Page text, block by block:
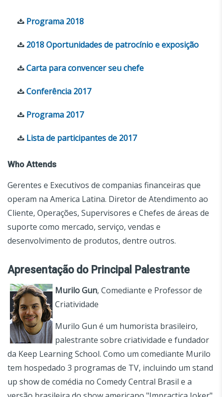
Programa 2018
2018 Oportunidades de patrocínio e exposição
Carta para convencer seu chefe
Conferência 2017
Programa 2017
Lista de participantes de 2017
Who Attends
Gerentes e Executivos de companias financeiras que
operam na America Latina. Diretor de Atendimento ao
Cliente, Operações, Supervisores e Chefes de áreas de
suporte como mercado, serviço, vendas e
desenvolvimento de produtos, dentre outros.
Apresentação do Principal Palestrante
Murilo Gun, Comediante e Professor de
Criatividade
Murilo Gun é um humorista brasileiro,
palestrante sobre criatividade e fundador
da Keep Learning School. Como um comediante Murilo
tem hospedado 3 programas de TV, incluindo um stand
up show de comédia no Comedy Central Brasil e a